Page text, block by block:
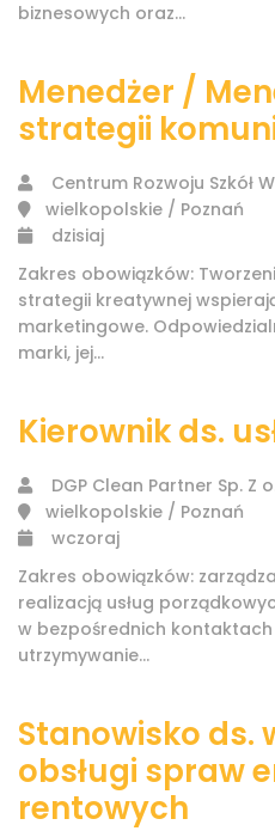
biznesowych oraz...
Menedżer /
strategii
Centrum Rozwoju Szkół
wielkopolskie / Poznań
dzisiaj
Zakres obowiązków:
strategii kreatywnej
marketingowe.
marki, jej...
Kierownik ds.
DGP Clean Partner Sp. Z
wielkopolskie / Poznań
wczoraj
Zakres obowiązków:
realizacją usług
w bezpośrednich
utrzymywanie...
Stanowisko ds.
obsługi spraw
rentowych